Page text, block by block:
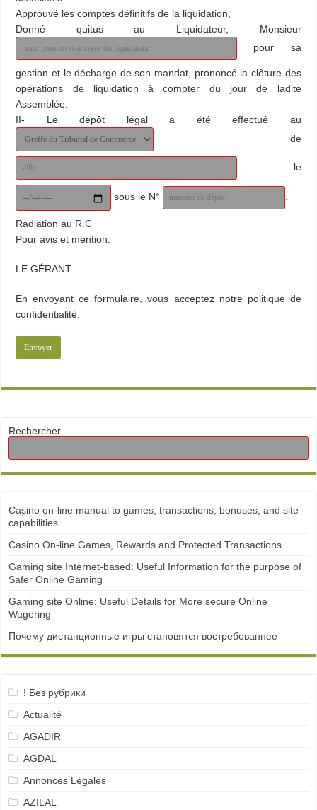
Approuvé les comptes définitifs de la liquidation,
Donné quitus au Liquidateur, Monsieur
pour sa
gestion et le décharge de son mandat, prononcé la clôture des
opérations de liquidation à compter du jour de ladite
Assemblée.
II- Le dépôt légal a été effectué au
de
le
sous le N°
Radiation au R.C
Pour avis et mention.
LE GÉRANT
En envoyant ce formulaire, vous acceptez notre politique de
confidentialité.
Rechercher
Casino on-line manual to games, transactions, bonuses, and site
capabilities
Casino On-line Games, Rewards and Protected Transactions
Gaming site Internet-based: Useful Information for the purpose of
Safer Online Gaming
Gaming site Online: Useful Details for More secure Online
Wagering
Почему дистанционные игры становятся востребованнее
! Без рубрики
Actualité
AGADIR
AGDAL
Annonces Légales
AZILAL